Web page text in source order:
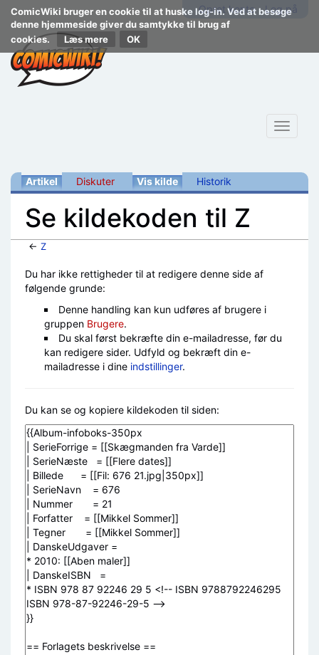
ComicWiki bruger en cookie til at huske log-in. Ved at besøge
denne hjemmeside giver du samtykke til brug af
cookies.
Læs mere
Opret konto Log på
Toggle
Artikel Diskuter Vis kilde Historik
Se kildekoden til Z
← Z
Du har ikke rettigheder til at redigere denne side af
følgende grunde:
Denne handling kan kun udføres af brugere i
gruppen Brugere.
Du skal først bekræfte din e-mailadresse, før du
kan redigere sider. Udfyld og bekræft din e-
mailadresse i dine indstillinger.
Du kan se og kopiere kildekoden til siden: